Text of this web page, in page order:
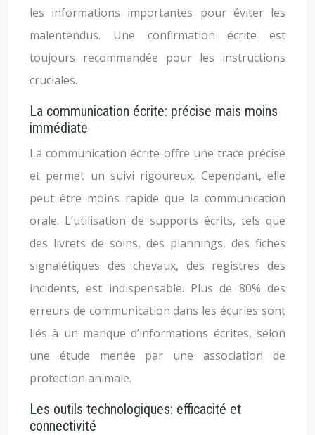
les informations importantes pour éviter les
malentendus. Une confirmation écrite est
toujours recommandée pour les instructions
cruciales.
La communication écrite: précise mais moins
immédiate
La communication écrite offre une trace précise
et permet un suivi rigoureux. Cependant, elle
peut être moins rapide que la communication
orale. L’utilisation de supports écrits, tels que
des livrets de soins, des plannings, des fiches
signalétiques des chevaux, des registres des
incidents, est indispensable. Plus de 80% des
erreurs de communication dans les écuries sont
liés à un manque d’informations écrites, selon
une étude menée par une association de
protection animale.
Les outils technologiques: efficacité et
connectivité